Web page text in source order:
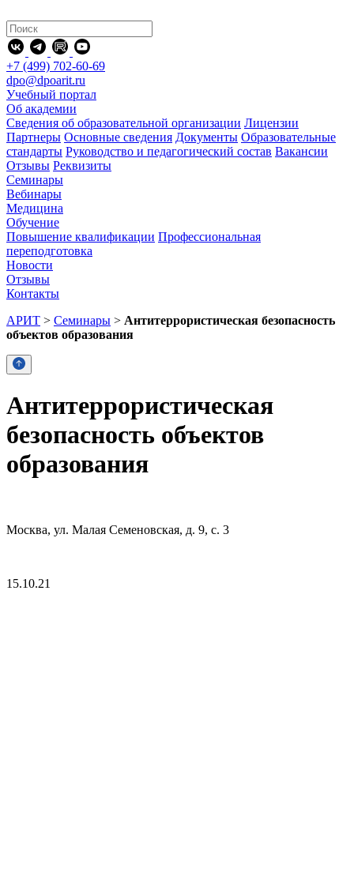
+7 (499) 702-60-69
dpo@dpoarit.ru
Учебный портал
Об академии
Сведения об образовательной организации Лицензии
Партнеры Основные сведения Документы Образовательные
стандарты Руководство и педагогический состав Вакансии
Отзывы Реквизиты
Семинары
Вебинары
Медицина
Обучение
Повышение квалификации Профессиональная
переподготовка
Новости
Отзывы
Контакты
АРИТ > Семинары > Антитеррористическая безопасность
объектов образования
Антитеррористическая
безопасность объектов
образования
Москва, ул. Малая Семеновская, д. 9, с. 3
15.10.21